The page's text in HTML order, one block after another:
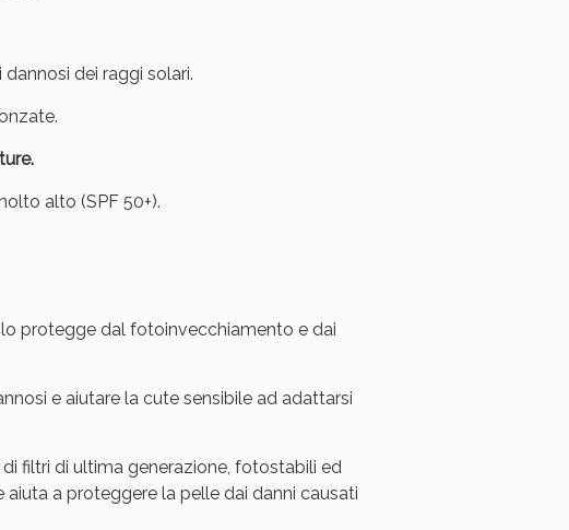
dei raggi solari.
alto (SPF 50+).
protegge dal fotoinvecchiamento e dai
e aiutare la cute sensibile ad adattarsi
filtri di ultima generazione, fotostabili ed
a proteggere la pelle dai danni causati
oggi!